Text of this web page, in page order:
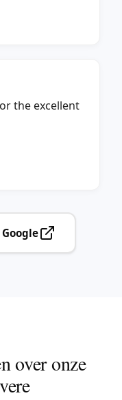
the excellent
over onze